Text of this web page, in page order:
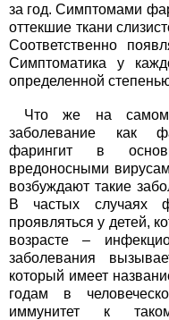
за год. Симптомами
оттекшие ткани
Соответственно
Симптоматика у
определенной
Что же на самом
заболевание как
фарингит в
вредоносными
возбуждают такие
В частых случаях
проявляться у детей,
возрасте –
заболевания
который имеет
годам в
иммунитет к